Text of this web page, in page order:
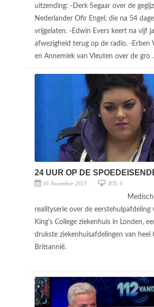
uitzending: -Derk Segaar over de
Nederlander Ofir Engel, die na 54
vrijgelaten. -Edwin Evers keert na vijf
afwezigheid terug op de radio. -Erben
en Annemiek van Vleuten over de gro
24 UUR OP DE
30 November 2023 RTL 4
realityserie over de eerstehulpafdeling
King's College ziekenhuis in Londen,
drukste ziekenhuisafdelingen van heel
Brittannië.